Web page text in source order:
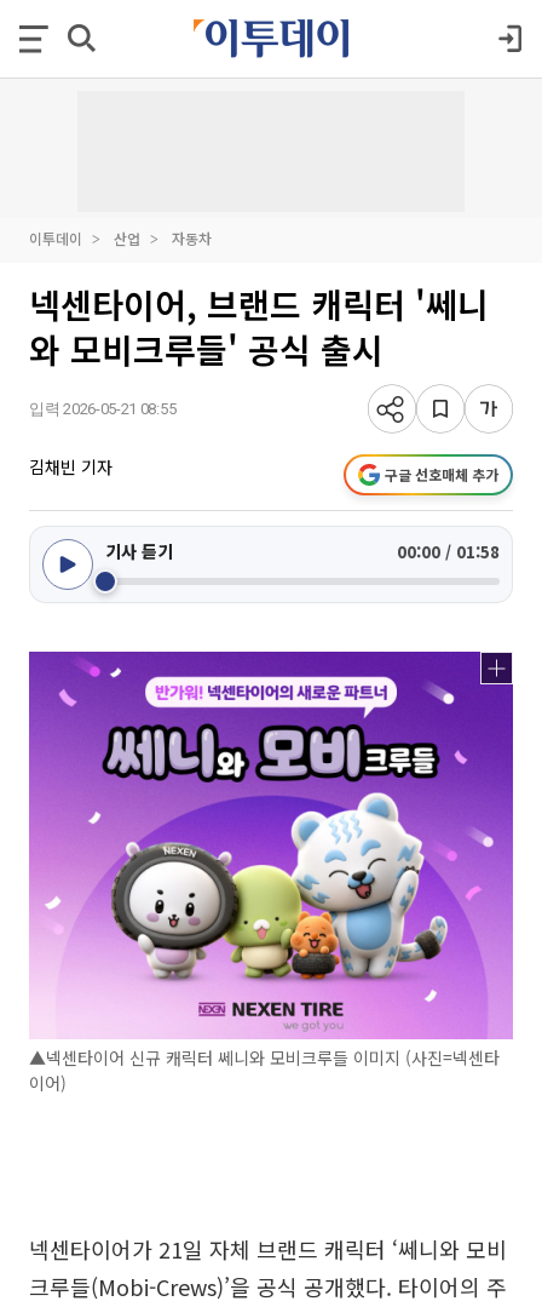
이투데이 산업 자동차
넥센타이어, 브랜드 캐릭터 '쎄니
와 모비크루들' 공식 출시
입력 2026-05-21 08:55
김채빈 기자 구글 선호매체 추가
기사 듣기 00:00 / 01:58
▲넥센타이어 신규 캐릭터 쎄니와 모비크루들 이미지 (사진=넥센타
이어)
넥센타이어가 21일 자체 브랜드 캐릭터 ‘쎄니와 모비
크루들(Mobi-Crews)’을 공식 공개했다. 타이어의 주